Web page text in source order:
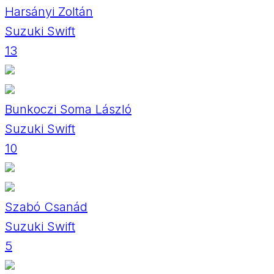
Harsányi Zoltán
Suzuki Swift
13
Bunkoczi Soma László
Suzuki Swift
10
Szabó Csanád
Suzuki Swift
5